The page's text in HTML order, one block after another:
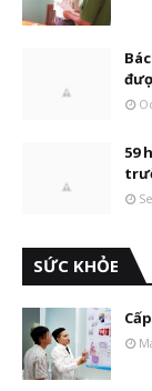
59
SỨC KHỎE